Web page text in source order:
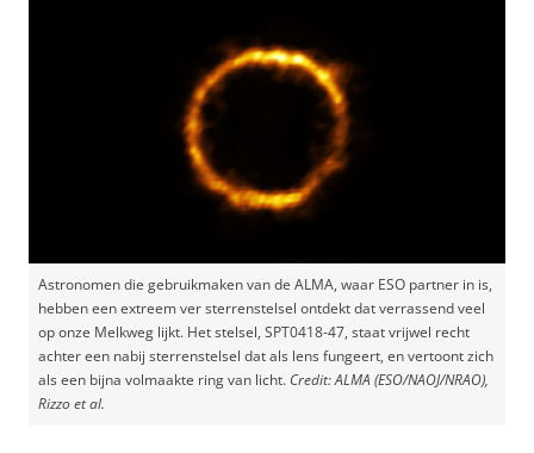
Astronomen die gebruikmaken van de ALMA, waar ESO partner in is,
hebben een extreem ver sterrenstelsel ontdekt dat verrassend veel
op onze Melkweg lijkt. Het stelsel, SPT0418-47, staat vrijwel recht
achter een nabij sterrenstelsel dat als lens fungeert, en vertoont zich
als een bijna volmaakte ring van licht. Credit: ALMA (ESO/NAOJ/NRAO),
Rizzo et al.